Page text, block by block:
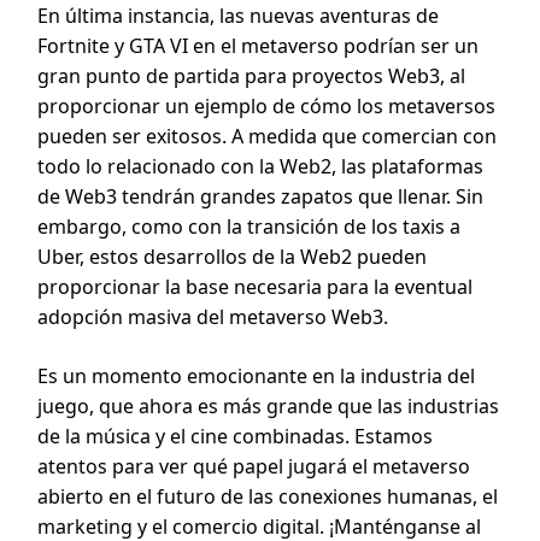
En última instancia, las nuevas aventuras de
Fortnite y GTA VI en el metaverso podrían ser un
gran punto de partida para proyectos Web3, al
proporcionar un ejemplo de cómo los metaversos
pueden ser exitosos. A medida que comercian con
todo lo relacionado con la Web2, las plataformas
de Web3 tendrán grandes zapatos que llenar. Sin
embargo, como con la transición de los taxis a
Uber, estos desarrollos de la Web2 pueden
proporcionar la base necesaria para la eventual
adopción masiva del metaverso Web3.
Es un momento emocionante en la industria del
juego, que ahora es más grande que las industrias
de la música y el cine combinadas. Estamos
atentos para ver qué papel jugará el metaverso
abierto en el futuro de las conexiones humanas, el
marketing y el comercio digital. ¡Manténganse al